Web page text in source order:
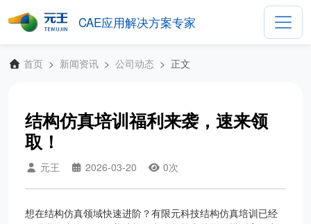
CAE应用解决方案专家
首页 新闻资讯 公司动态 正文
结构仿真培训福利来袭，速来领
取！
元王 2026-03-20 0次
想在结构仿真领域快速进阶？有限元科技结构仿真培训已经